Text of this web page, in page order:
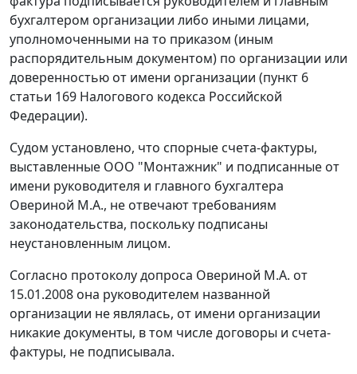
бухгалтером организации либо иными лицами,
уполномоченными на то приказом (иным
распорядительным документом) по организации или
доверенностью от имени организации (пункт 6
статьи 169 Налогового кодекса Российской
Федерации).
Судом установлено, что спорные счета-фактуры,
выставленные ООО "Монтажник" и подписанные от
имени руководителя и главного бухгалтера
Овериной М.А., не отвечают требованиям
законодательства, поскольку подписаны
неустановленным лицом.
Согласно протоколу допроса Овериной М.А. от
15.01.2008 она руководителем названной
организации не являлась, от имени организации
никакие документы, в том числе договоры и счета-
фактуры, не подписывала.